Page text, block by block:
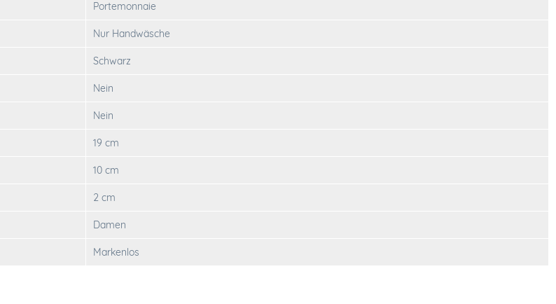
Portemonnaie
Nur Handwäsche
Schwarz
Nein
Nein
19 cm
10 cm
2 cm
Damen
Markenlos